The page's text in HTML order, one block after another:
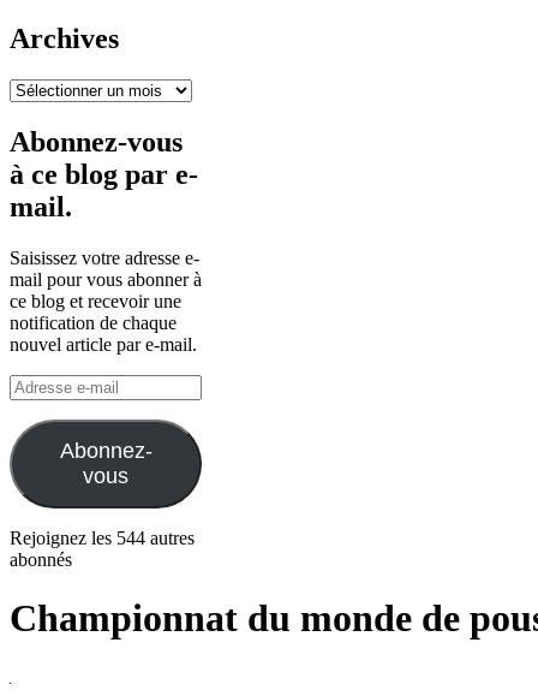
Archives
Archives
Abonnez-vous
à ce blog par e-
mail.
Saisissez votre adresse e-
mail pour vous abonner à
ce blog et recevoir une
notification de chaque
nouvel article par e-mail.
Adresse
e-
mail
Abonnez-
vous
Rejoignez les 544 autres
abonnés
Championnat du monde de